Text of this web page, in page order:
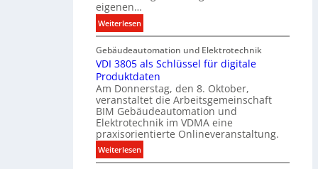
t
S
y
s
t
e
m
.
a
l
e
U
n
t
e
r
g
eigenen…
Weiterlesen:
E
l
e
k
t
r
o
t
e
c
Gebäudeautomation und Elektrotechnik
VDI 3805 als Schlüssel für digitale
Produktdaten
Am Donnerstag, den 8. Oktober,
veranstaltet die Arbeitsgemeinschaft
BIM Gebäudeautomation und
Elektrotechnik im VDMA eine
praxisorientierte Onlineveranstaltung.
Weiterlesen:
V